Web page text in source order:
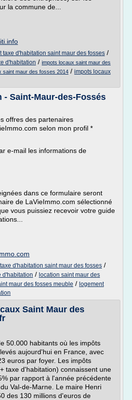
la commune de...
taxe d'habitation saint maur des fosses /
d'habitation / impots locaux saint maur des
saint maur des fosses 2014 / impots locaux
- Saint-Maur-des-Fossés
offres des partenaires
selon mon profil *
e-mail les informations de
dans ce formulaire seront
de LaVieImmo.com sélectionné
vous puissiez recevoir votre guide
d'habitation saint maur des fosses /
d'habitation / location saint maur des
maur des fosses meuble / logement
Saint Maur des
50.000 habitants où les impôts
aujourd'hui en France, avec
euros par foyer. Les impôts
taxe d'habitation) connaissent une
par rapport à l'année précédente
Val-de-Marne. Le maire Henri
des 130 millions d'euros de